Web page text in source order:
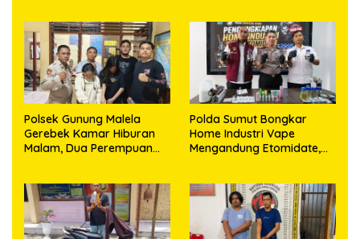
Polsek Gunung Malela
Gerebek Kamar Hiburan
Malam, Dua Perempuan
Polda Sumut Bongkar
Home Industri Vape
Mengandung Etomidate,